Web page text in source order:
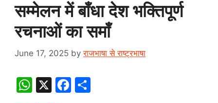
सम्मेलन में बाँधा देश भक्तिपूर्ण
रचनाओं का समाँ
June 17, 2025 byराजभाषा से राष्ट्रभाषा
W X
F